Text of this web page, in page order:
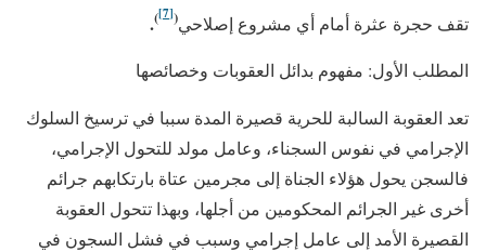
تقف حجرة عثرة أمام أي مشروع إصلاحي(
[7]
)
.
المطلب الأول: مفهوم بدائل العقوبات وخصائصها
تعد العقوبة السالبة للحرية قصيرة المدة سببا في ترسيخ السلوك
الإجرامي في نفوس السجناء، وعامل مولد للتحول الإجرامي،
فالسجن يحول هؤلاء الجناة إلى مجرمين عتاة بارتكابهم جرائم
أخرى غير الجرائم المحكومين من أجلها، وبهذا تتحول العقوبة
القصيرة الأمد إلى عامل إجرامي وسبب في فشل السجون في